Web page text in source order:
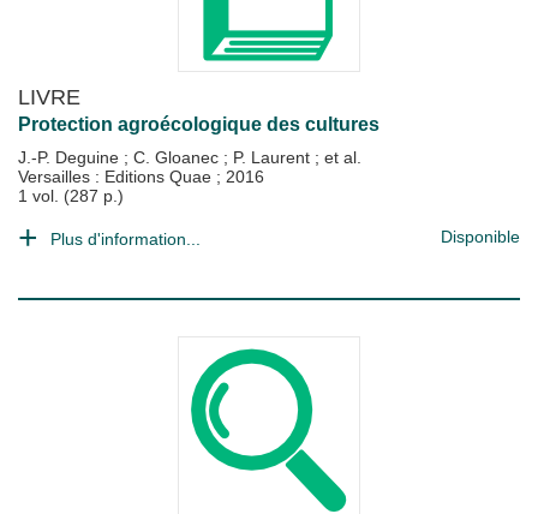
LIVRE
Protection agroécologique des cultures
J.-P. Deguine ; C. Gloanec ; P. Laurent ; et al.
Versailles : Editions Quae ; 2016
1 vol. (287 p.)
Plus d'information... Disponible